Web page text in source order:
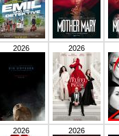
2026 2026
2026 2026